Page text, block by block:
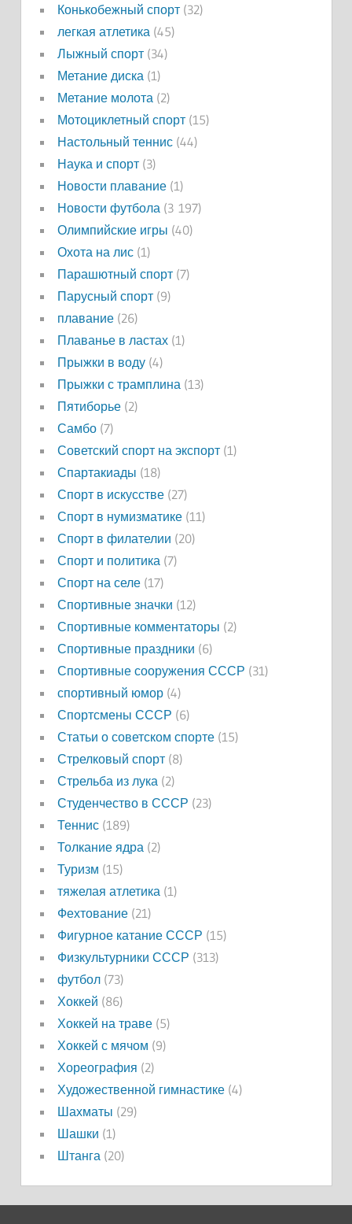
Конькобежный спорт(32)
легкая атлетика (45)
Лыжный спорт(34)
Метание диска (1)
Метание молота (2)
Мотоциклетный спорт(15)
Настольный теннис(44)
Наука и спорт(3)
Новости плавание(1)
Новости футбола (3 197)
Олимпийские игры (40)
Охота на лис(1)
Парашютный спорт(7)
Парусный спорт(9)
плавание(26)
Плаванье в ластах(1)
Прыжки в воду(4)
Прыжки с трамплина (13)
Пятиборье(2)
Самбо(7)
Советский спорт на экспорт(1)
Спартакиады (18)
Спорт в искусстве(27)
Спорт в нумизматике(11)
Спорт в филателии (20)
Спорт и политика (7)
Спорт на селе(17)
Спортивные значки (12)
Спортивные комментаторы (2)
Спортивные праздники (6)
Спортивные сооружения СССР (31)
спортивный юмор(4)
Спортсмены СССР (6)
Статьи о советском спорте(15)
Стрелковый спорт(8)
Стрельба из лука (2)
Студенчество в СССР (23)
Теннис(189)
Толкание ядра (2)
Туризм (15)
тяжелая атлетика (1)
Фехтование(21)
Фигурное катание СССР (15)
Физкультурники СССР (313)
футбол(73)
Хоккей (86)
Хоккей на траве(5)
Хоккей с мячом (9)
Хореография (2)
Художественной гимнастике(4)
Шахматы (29)
Шашки (1)
Штанга (20)